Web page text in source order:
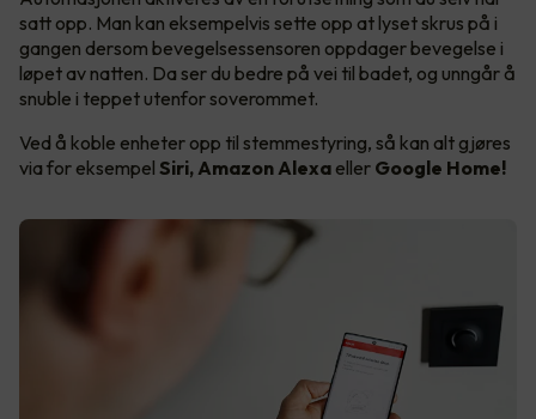
satt opp. Man kan eksempelvis sette opp at lyset skrus på i
gangen dersom bevegelsessensoren oppdager bevegelse i
løpet av natten. Da ser du bedre på vei til badet, og unngår å
snuble i teppet utenfor soverommet.
Ved å koble enheter opp til stemmestyring, så kan alt gjøres
via for eksempel Siri, Amazon Alexa eller Google Home!